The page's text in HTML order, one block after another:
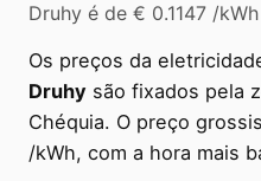
Druhy é de € 0.1147 /
Os preços da
Druhy são fixados pela
Chéquia. O preço
/kWh, com a hora mais